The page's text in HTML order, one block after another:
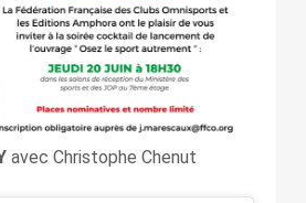
avec Christophe Chenut